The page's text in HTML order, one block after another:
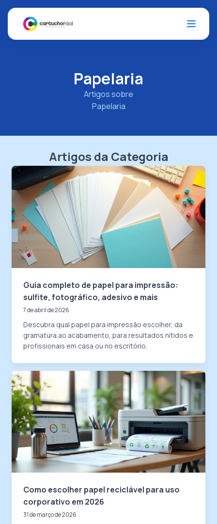
Papelaria
Artigos sobre
Papelaria
Artigos da Categoria
Guia completo de papel para impressão:
sulfite, fotográfico, adesivo e mais
7 de abril de 2026
Descubra qual papel para impressão escolher, da
gramatura ao acabamento, para resultados nítidos e
profissionais em casa ou no escritório.
Como escolher papel reciclável para uso
corporativo em 2026
31 de março de 2026